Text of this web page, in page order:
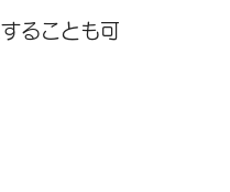
ることも可